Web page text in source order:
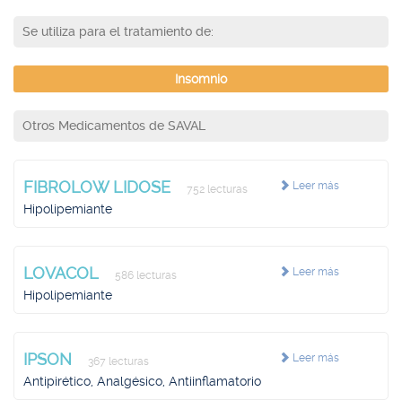
Se utiliza para el tratamiento de:
Insomnio
Otros Medicamentos de SAVAL
Leer más
FIBROLOW LIDOSE 752 lecturas
Hipolipemiante
Leer más
LOVACOL 586 lecturas
Hipolipemiante
Leer más
IPSON 367 lecturas
Antipirético, Analgésico, Antiinflamatorio